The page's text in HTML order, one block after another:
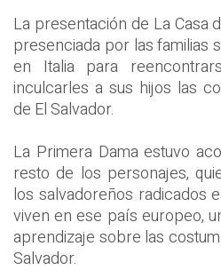
La presentación de La Casa
presenciada por las familias
en Italia para
inculcarles a sus hijos las
de El Salvador.
La Primera Dama estuvo
resto de los personajes,
los salvadoreños radicados
viven en ese país europeo,
aprendizaje sobre las
Salvador.